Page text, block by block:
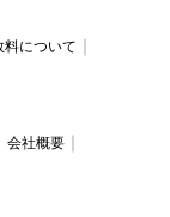
料について
会社概要